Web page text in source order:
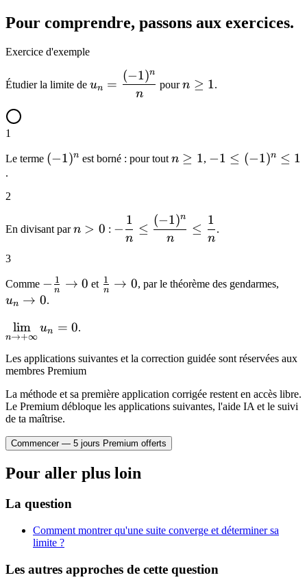
Pour comprendre, passons aux exercices.
Exercice d'exemple
Étudier la limite de
u_n=\dfrac{(-1)^n}
{n}
un =
n
(−1)n
pour
n\ge
1
n ≥ 1.
1
Le terme (-1)^n
(−1)n est borné : pour tout n\ge
n ≥ 1, -1\le
−1 ≤ (−1)n ≤ 1
.
2
En divisant parn > 0 :
-\dfrac{1}
{n}\le
\dfrac{1}{n}
−
n
1
≤
n
(−1)n
≤
n
1
.
3
Comme -
\frac{1}
0
− n
1 → 0 et \frac{1}
n
1 → 0, par le théorème des gendarmes,
un → 0.
\displaystyle\lim_{n\to+\infty}
u_n = 0
n→+∞
lim un = 0.
Les applications suivantes et la correction guidée sont réservées aux
membres Premium
La méthode et sa première application corrigée restent en accès libre.
Le Premium débloque les applications suivantes, l'aide IA et le suivi
de ta maîtrise.
Commencer — 5 jours Premium offerts
Pour aller plus loin
La question
Comment montrer qu'une suite converge et déterminer sa
limite ?
Les autres approches de cette question